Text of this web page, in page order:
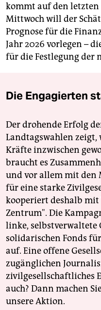
kommt auf den
Mittwoch will der
Prognose für die
Jahr 2026 vorlegen –
für die Festlegung der
Die Engagierten
Der drohende Erfolg
Landtagswahlen
Kräfte inzwischen
braucht es
und vor allem mit den
für eine starke
kooperiert deshalb
Zentrum". Die
linke, selbstverwaltete
solidarischen Fonds
auf. Eine offene
zugänglichen
zivilgesellschaftliches
auch? Dann machen
unsere Aktion.